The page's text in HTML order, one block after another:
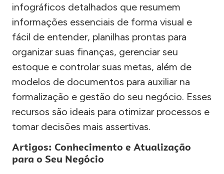
infográficos detalhados que resumem
informações essenciais de forma visual e
fácil de entender, planilhas prontas para
organizar suas finanças, gerenciar seu
estoque e controlar suas metas, além de
modelos de documentos para auxiliar na
formalização e gestão do seu negócio. Esses
recursos são ideais para otimizar processos e
tomar decisões mais assertivas.
Artigos: Conhecimento e Atualização
para o Seu Negócio